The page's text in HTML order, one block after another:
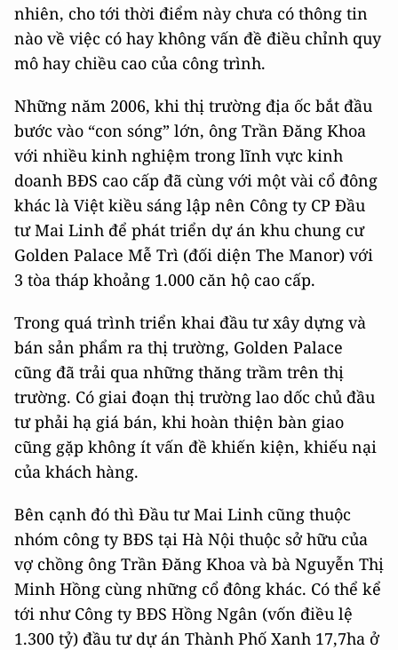
nhiên, cho tới thời điểm này chưa có thông tin
nào về việc có hay không vấn đề điều chỉnh quy
mô hay chiều cao của công trình.
Những năm 2006, khi thị trường địa ốc bắt đầu
bước vào “con sóng” lớn, ông Trần Đăng Khoa
với nhiều kinh nghiệm trong lĩnh vực kinh
doanh BĐS cao cấp đã cùng với một vài cổ đông
khác là Việt kiều sáng lập nên Công ty CP Đầu
tư Mai Linh để phát triển dự án khu chung cư
Golden Palace Mễ Trì (đối diện The Manor) với
3 tòa tháp khoảng 1.000 căn hộ cao cấp.
Trong quá trình triển khai đầu tư xây dựng và
bán sản phẩm ra thị trường, Golden Palace
cũng đã trải qua những thăng trầm trên thị
trường. Có giai đoạn thị trường lao dốc chủ đầu
tư phải hạ giá bán, khi hoàn thiện bàn giao
cũng gặp không ít vấn đề khiến kiện, khiếu nại
của khách hàng.
Bên cạnh đó thì Đầu tư Mai Linh cũng thuộc
nhóm công ty BĐS tại Hà Nội thuộc sở hữu của
vợ chồng ông Trần Đăng Khoa và bà Nguyễn Thị
Minh Hồng cùng những cổ đông khác. Có thể kể
tới như Công ty BĐS Hồng Ngân (vốn điều lệ
1.300 tỷ) đầu tư dự án Thành Phố Xanh 17,7ha ở